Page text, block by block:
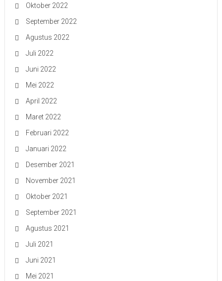
Oktober 2022
September 2022
Agustus 2022
Juli 2022
Juni 2022
Mei 2022
April 2022
Maret 2022
Februari 2022
Januari 2022
Desember 2021
November 2021
Oktober 2021
September 2021
Agustus 2021
Juli 2021
Juni 2021
Mei 2021